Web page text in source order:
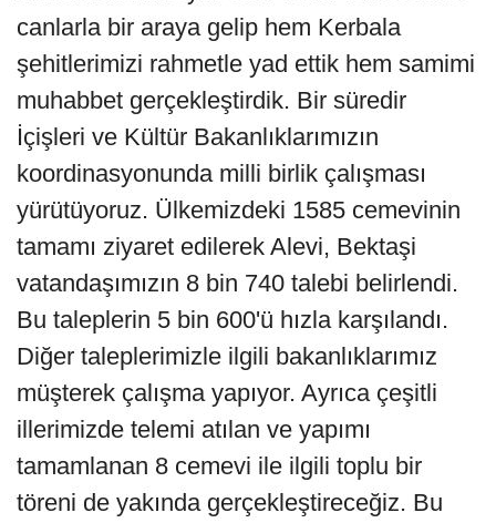
canlarla bir araya gelip hem Kerbala
şehitlerimizi rahmetle yad ettik hem samimi
muhabbet gerçekleştirdik. Bir süredir
İçişleri ve Kültür Bakanlıklarımızın
koordinasyonunda milli birlik çalışması
yürütüyoruz. Ülkemizdeki 1585 cemevinin
tamamı ziyaret edilerek Alevi, Bektaşi
vatandaşımızın 8 bin 740 talebi belirlendi.
Bu taleplerin 5 bin 600'ü hızla karşılandı.
Diğer taleplerimizle ilgili bakanlıklarımız
müşterek çalışma yapıyor. Ayrıca çeşitli
illerimizde telemi atılan ve yapımı
tamamlanan 8 cemevi ile ilgili toplu bir
töreni de yakında gerçekleştireceğiz. Bu